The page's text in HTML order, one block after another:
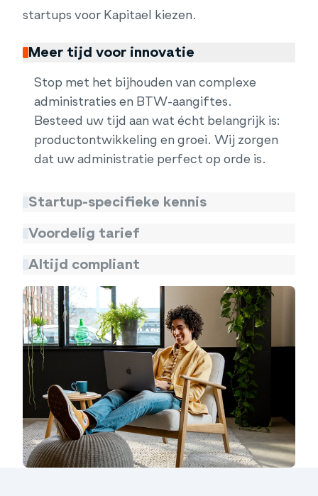
startups voor Kapitael kiezen.
Meer tijd voor innovatie
Stop met het bijhouden van complexe
administraties en BTW-aangiftes.
Besteed uw tijd aan wat écht belangrijk is:
productontwikkeling en groei. Wij zorgen
dat uw administratie perfect op orde is.
Startup-specifieke kennis
Profiteer van onze expertise in cashflow
planning om maximale financiële
slagkracht te creëren met de beschikbare
liquide middelen.
Voordelig tarief
Geen dure finance-afdeling of kostbare
fouten meer. Onze dienstverlening is
speciaal afgestemd op startups en schaalt
mee met uw groei.
Altijd compliant
Geen zorgen meer over deadlines of
complexe regelgeving. Wij zorgen dat u
altijd voldoet aan alle verplichtingen en
klaar bent voor due diligence.